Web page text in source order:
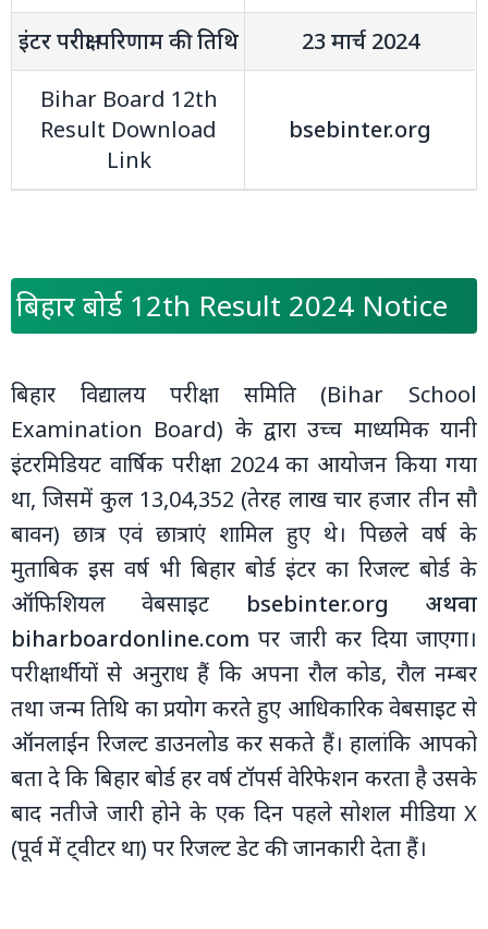
इंटर परीक्षा परिणाम की तिथि
23 मार्च 2024
Bihar Board 12th
Result Download
Link
bsebinter.org
बिहार बोर्ड 12th Result 2024 Notice
बिहार विद्यालय परीक्षा समिति (Bihar School
Examination Board) के द्वारा उच्‍च माध्‍यमिक यानी
इंटरमिडियट वार्षिक परीक्षा 2024 का आयोजन किया गया
था, जिसमें कुल 13,04,352 (तेरह लाख चार हजार तीन सौ
बावन) छात्र एवं छात्राएं शामिल हुए थे। पिछले वर्ष के
मुताबिक इस वर्ष भी बिहार बोर्ड इंटर का रिजल्‍ट बोर्ड के
ऑफिशियल वेबसाइट bsebinter.org अथवा
biharboardonline.com पर जारी कर दिया जाएगा।
परीक्षार्थीयों से अनुराध हैं कि अपना रौल कोड, रौल नम्‍बर
तथा जन्‍म तिथि का प्रयोग करते हुए आधिकारिक वेबसाइट से
ऑनलाईन रिजल्‍ट डाउनलोड कर सकते हैं। हालांकि आपको
बता दे कि बिहार बोर्ड हर वर्ष टॉपर्स वेरिफेशन करता है उसके
बाद नतीजे जारी होने के एक दिन पहले सोशल मीडिया X
(पूर्व में ट्वीटर था) पर रिजल्‍ट डेट की जानकारी देता हैं।